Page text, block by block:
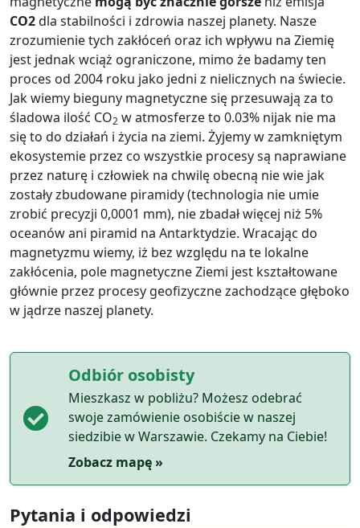
CO2dla stabilności i zdrowia naszej planety. Nasze
zrozumienie tych zakłóceń oraz ich wpływu na Ziemię
jest jednak wciąż ograniczone, mimo że badamy ten
proces od 2004 roku jako jedni z nielicznych na świecie.
Jak wiemy bieguny magnetyczne się przesuwają za to
śladowa ilość CO2 w atmosferze to 0.03% nijak nie ma
się to do działań i życia na ziemi. Żyjemy w zamkniętym
ekosystemie przez co wszystkie procesy są naprawiane
przez naturę i człowiek na chwilę obecną nie wie jak
zostały zbudowane piramidy (technologia nie umie
zrobić precyzji 0,0001 mm), nie zbadał więcej niż 5%
oceanów ani piramid na Antarktydzie. Wracając do
magnetyzmu wiemy, iż bez względu na te lokalne
zakłócenia, pole magnetyczne Ziemi jest kształtowane
głównie przez procesy geofizyczne zachodzące głęboko
w jądrze naszej planety.
Odbiór osobisty
Mieszkasz w pobliżu? Możesz odebrać
swoje zamówienie osobiście w naszej
siedzibie w Warszawie. Czekamy na Ciebie!
Zobacz mapę »
Pytania i odpowiedzi